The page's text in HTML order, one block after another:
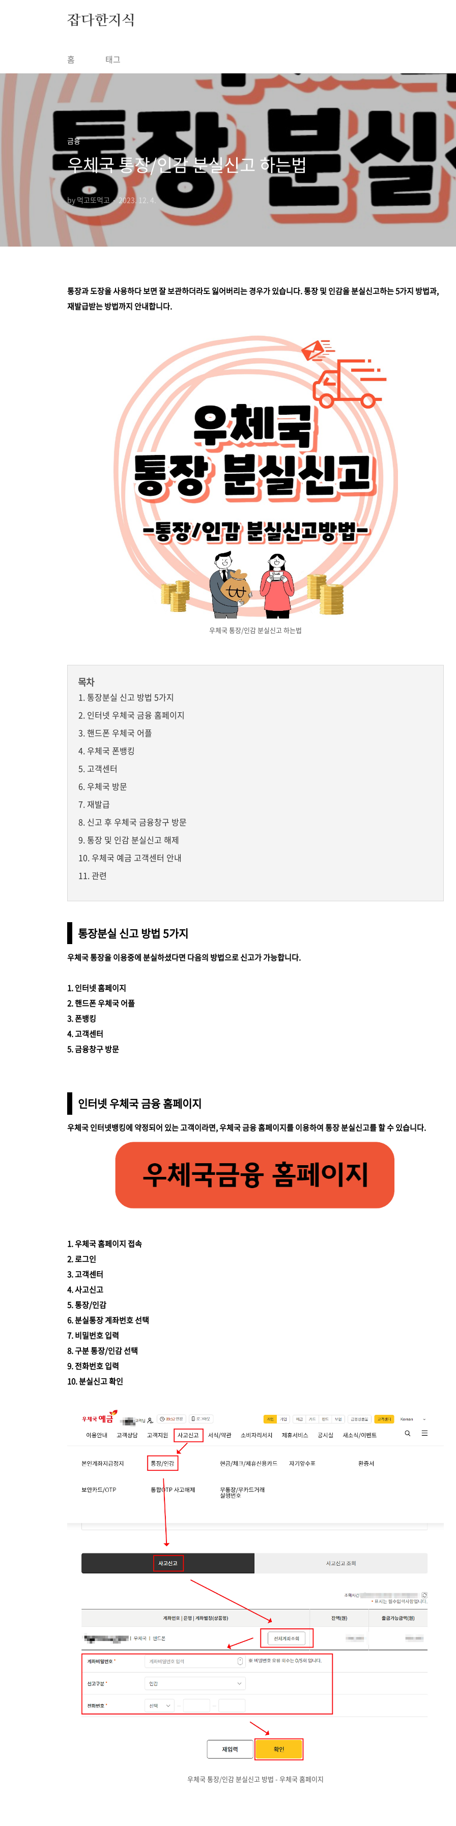
잡다한지식
홈 태그
금융
우체국 통장/인감 분실신고 하는법
by 먹고또먹고 2023. 12. 4.
통장과 도장을 사용하다 보면 잘 보관하더라도 잃어버리는 경우가 있습니다. 통장 및 인감을 분실신고하는 5가지 방법과,
재발급받는 방법까지 안내합니다.
우체국 통장/인감 분실신고 하는법
목차
통장분실 신고 방법 5가지
인터넷 우체국 금융 홈페이지
핸드폰 우체국 어플
우체국 폰뱅킹
고객센터
우체국 방문
재발급
신고 후 우체국 금융창구 방문
통장 및 인감 분실신고 해제
우체국 예금 고객센터 안내
관련
통장분실 신고 방법 5가지
우체국 통장을 이용중에 분실하셨다면 다음의 방법으로 신고가 가능합니다.
1. 인터넷 홈페이지
2. 핸드폰 우체국 어플
3. 폰뱅킹
4. 고객센터
5. 금융창구 방문
인터넷 우체국 금융 홈페이지
우체국 인터넷뱅킹에 약정되어 있는 고객이라면, 우체국 금융 홈페이지를 이용하여 통장 분실신고를 할 수 있습니다.
1. 우체국 홈페이지 접속
2. 로그인
3. 고객센터
4. 사고신고
5. 통장/인감
6. 분실통장 계좌번호 선택
7. 비밀번호 입력
8. 구분 통장/인감 선택
9. 전화번호 입력
10. 분실신고 확인
우체국 통장/인감 분실신고 방법 - 우체국 홈페이지